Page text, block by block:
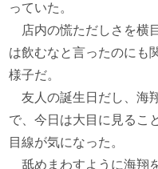
っていた。
店内の慌ただしさを横
は飲むなと言ったのにも
様子だ。
友人の誕生日だし、海
で、今日は大目に見る
目線が気になった。
舐めまわすように海翔